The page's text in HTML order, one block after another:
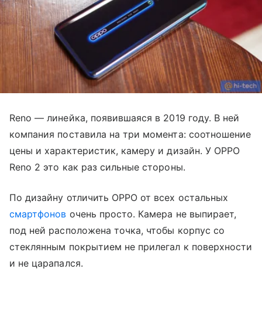
Reno — линейка, появившаяся в 2019 году. В ней
компания поставила на три момента: соотношение
цены и характеристик, камеру и дизайн. У OPPO
Reno 2 это как раз сильные стороны.
По дизайну отличить OPPO от всех остальных
смартфонов очень просто. Камера не выпирает,
под ней расположена точка, чтобы корпус со
стеклянным покрытием не прилегал к поверхности
и не царапался.